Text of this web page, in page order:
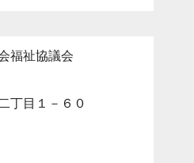
福祉協議会
丁目１－６０